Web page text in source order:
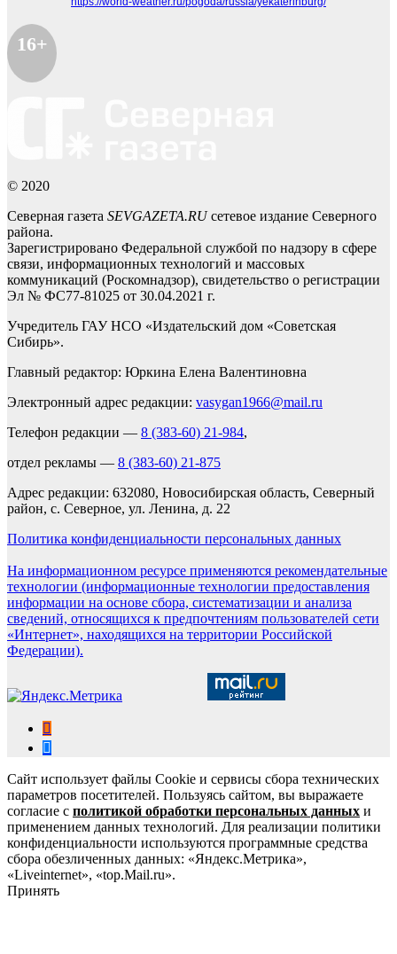
16+
© 2020
Северная газета SEVGAZETA.RUсетевое издание Северного
района.
Зарегистрировано Федеральной службой по надзору в сфере
связи, информационных технологий и массовых
коммуникаций (Роскомнадзор), свидетельство о регистрации
Эл № ФС77-81025 от 30.04.2021 г.
Учредитель ГАУ НСО «Издательский дом «Советская
Сибирь».
Главный редактор: Юркина Елена Валентиновна
Электронный адрес редакции: vasygan1966@mail.ru
Телефон редакции — 8 (383-60) 21-984,
отдел рекламы — 8 (383-60) 21-875
Адрес редакции: 632080, Новосибирская область, Северный
район, с. Северное, ул. Ленина, д. 22
Политика конфиденциальности персональных данных
На информационном ресурсе применяются рекомендательные
технологии (информационные технологии предоставления
информации на основе сбора, систематизации и анализа
сведений, относящихся к предпочтениям пользователей сети
«Интернет», находящихся на территории Российской
Федерации).
Сайт использует файлы Cookie и сервисы сбора технических
параметров посетителей. Пользуясь сайтом, вы выражаете
согласие с политикой обработки персональных данных и
применением данных технологий. Для реализации политики
конфиденциальности используются программные средства
сбора обезличенных данных: «Яндекс.Метрика»,
«Liveinternet», «top.Mail.ru».
Принять